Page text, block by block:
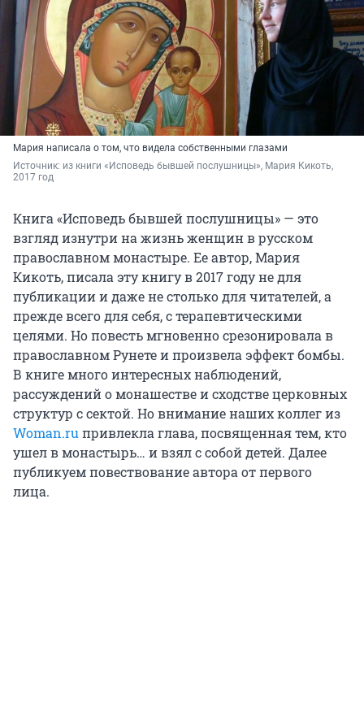
Мария написала о том, что видела собственными глазами
Источник: из книги «Исповедь бывшей послушницы», Мария Кикоть,
2017 год
Книга «Исповедь бывшей послушницы» — это
взгляд изнутри на жизнь женщин в русском
православном монастыре. Ее автор, Мария
Кикоть, писала эту книгу в 2017 году не для
публикации и даже не столько для читателей, а
прежде всего для себя, с терапевтическими
целями. Но повесть мгновенно срезонировала в
православном Рунете и произвела эффект бомбы.
В книге много интересных наблюдений,
рассуждений о монашестве и сходстве церковных
структур с сектой. Но внимание наших коллег из
Woman.ru привлекла глава, посвященная тем, кто
ушел в монастырь… и взял с собой детей. Далее
публикуем повествование автора от первого
лица.